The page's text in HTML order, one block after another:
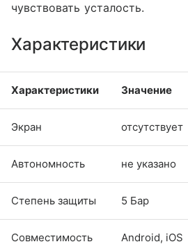
чувствовать усталость.
Характеристики
Характеристики Значение
Экран отсутствует
Автономность не указано
Степень защиты 5 Бар
Совместимость Android, iOS